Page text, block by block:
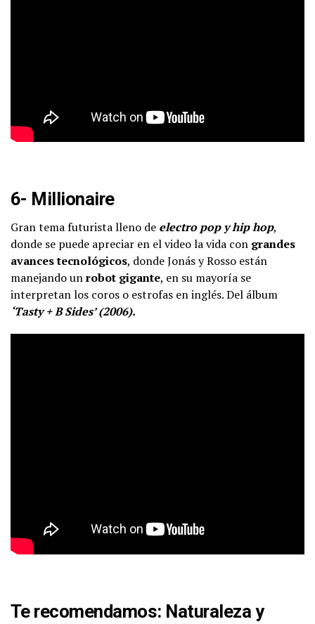
6- Millionaire
Gran tema futurista lleno de electro pop y hip hop,
donde se puede apreciar en el video la vida con grandes
avances tecnológicos, donde Jonás y Rosso están
manejando unrobot gigante, en su mayoría se
interpretan los coros o estrofas en inglés. Del álbum
‘Tasty + B Sides’ (2006).
Te recomendamos: Naturaleza y